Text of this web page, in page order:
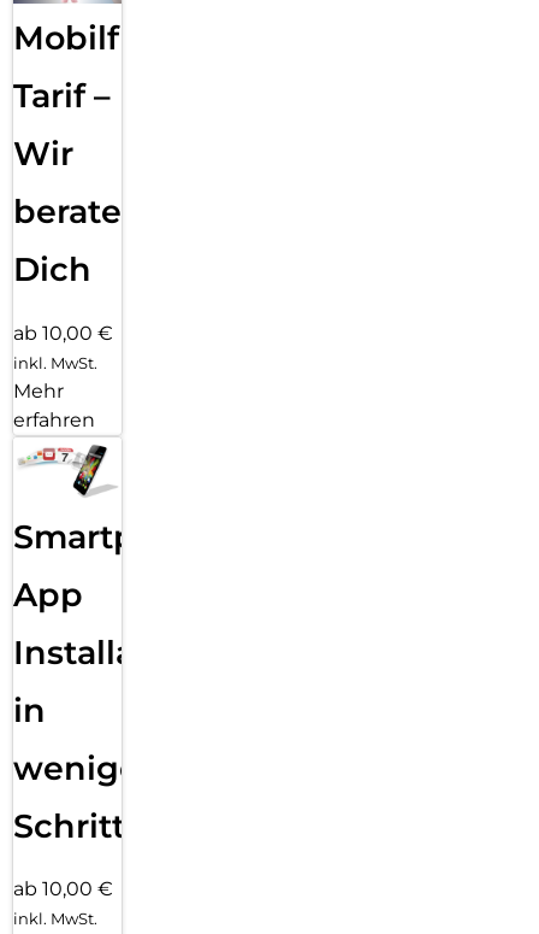
g47. Ganz klar deine besteAufnahme.
Mobilfunk
Tarif –
Wir
beraten
Dich
ab 10,00 €
inkl. MwSt.
Mehr
erfahren
Smartphone
App
Installation
in
wenigen
Schritten
ab 10,00 €
inkl. MwSt.